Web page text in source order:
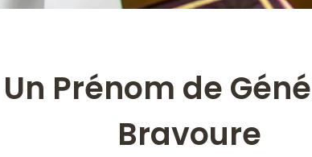
Prénom de
Bravoure